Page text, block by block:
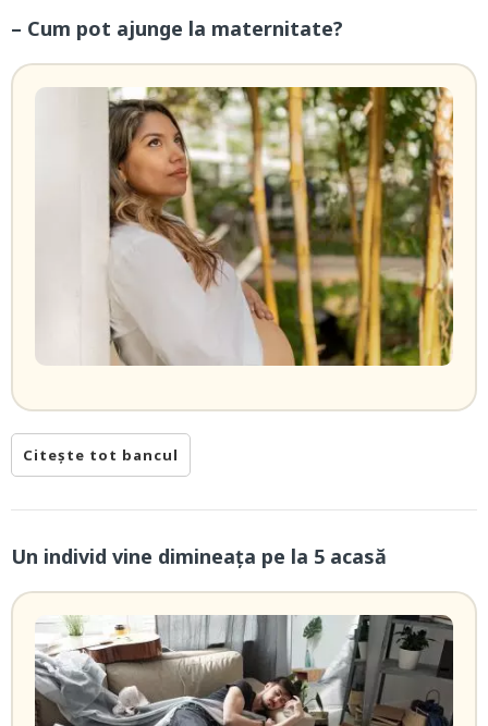
– Cum pot ajunge la maternitate?
Citește tot bancul
Un individ vine dimineaţa pe la 5 acasă